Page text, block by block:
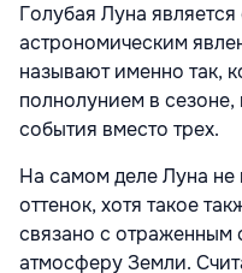
Голубая Луна
астрономическим
называют именно так,
полнолунием в сезоне,
события вместо трех.
На самом деле Луна не
оттенок, хотя такое
связано с отраженным
атмосферу Земли.